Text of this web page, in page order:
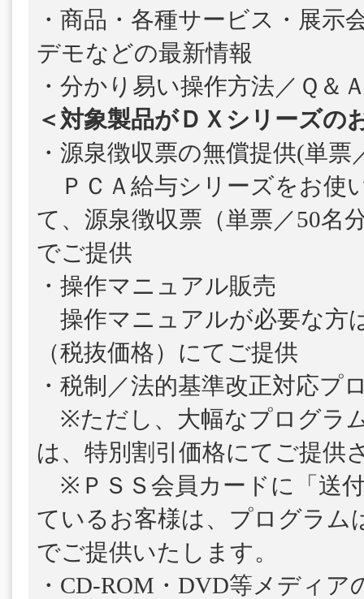
・商品・各種サービス・展示
デモなどの最新情報
・分かり易い操作方法／Ｑ＆
＜対象製品がＤＸシリーズの
・源泉徴収票の無償提供(単票
ＰＣＡ給与シリーズをお使
て、源泉徴収票（単票／50名
でご提供
・操作マニュアル販売
操作マニュアルが必要な方
（税抜価格）にてご提供
・税制／法的基準改正対応プ
※ただし、大幅なプログラ
は、特別割引価格にてご提供
※ＰＳＳ会員カードに「送
ているお客様は、プログラム
でご提供いたします。
・CD-ROM・DVD等メディア